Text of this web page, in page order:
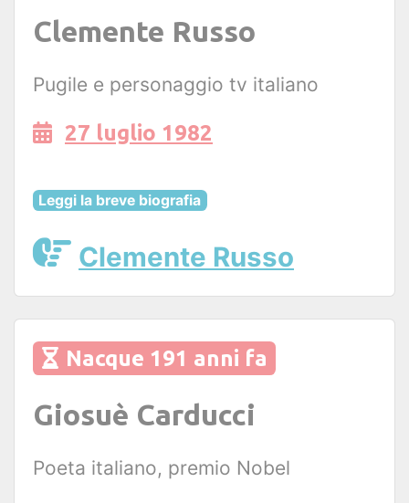
Clemente Russo
Pugile e personaggio tv italiano
27 luglio 1982
Leggi la breve biografia
Clemente Russo
Nacque 191 anni fa
Giosuè Carducci
Poeta italiano, premio Nobel